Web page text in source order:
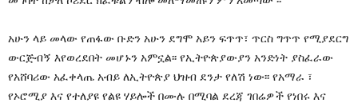
አሁን ላይ መላው የጠፋው ቡድን አሁን ደግሞ አይን ፍጥጥ፣ ጥርስ ግጥጥ የሚያደርግ
ውርጅብኝ እየወረደበት መሆኑን አምኗል፡፡ የኢትዮጵያውያን አንድነት ያስፈራው
የአሸባሪው አፈቀላጤ አብይ ለኢትዮጵያ ህዝብ ደንታ የለሽ ነው፡፡ የአማራ ፣
የኦሮሚያ እና የተለያዩ የልዩ ሃይሎች በሙሉ በሚባል ደረጃ ገበሬዎች የነበሩ እና